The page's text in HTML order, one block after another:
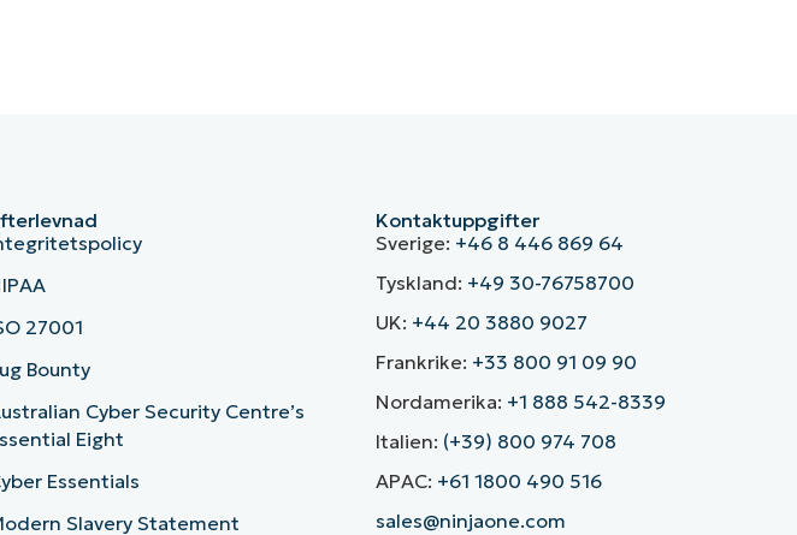
27001
Bounty
Cyber Security Centre’s
Eight
Essentials
Slavery Statement
Kontaktuppgifter
Sverige: +46 8 446 869 64
Tyskland: +49 30-76758700
UK: +44 20 3880 9027
Frankrike: +33 800 91 09 90
Nordamerika: +1 888 542-8339
Italien: (+39) 800 974 708
APAC: +61 1800 490 516
sales@ninjaone.com